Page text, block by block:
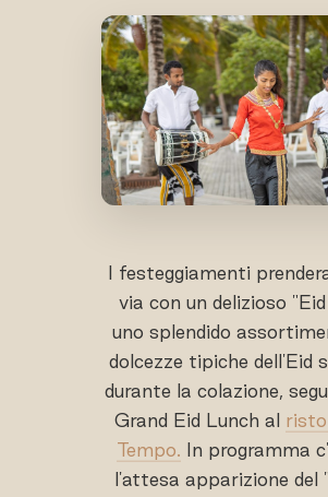
I festeggiamenti
via con un delizioso "Eid
uno splendido
dolcezze tipiche dell'Eid
durante la colazione,
Grand Eid Lunch al
Tempo. In programma
l'attesa apparizione del